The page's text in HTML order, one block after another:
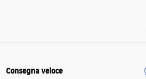
Consegna veloce